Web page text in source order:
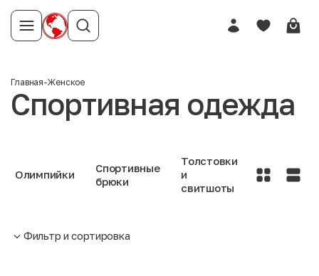
Главная-Женское
Спортивная одежда
Олимпийки
Спортивные
брюки
Толстовки
и
свитшоты
Фильтр и сортировка